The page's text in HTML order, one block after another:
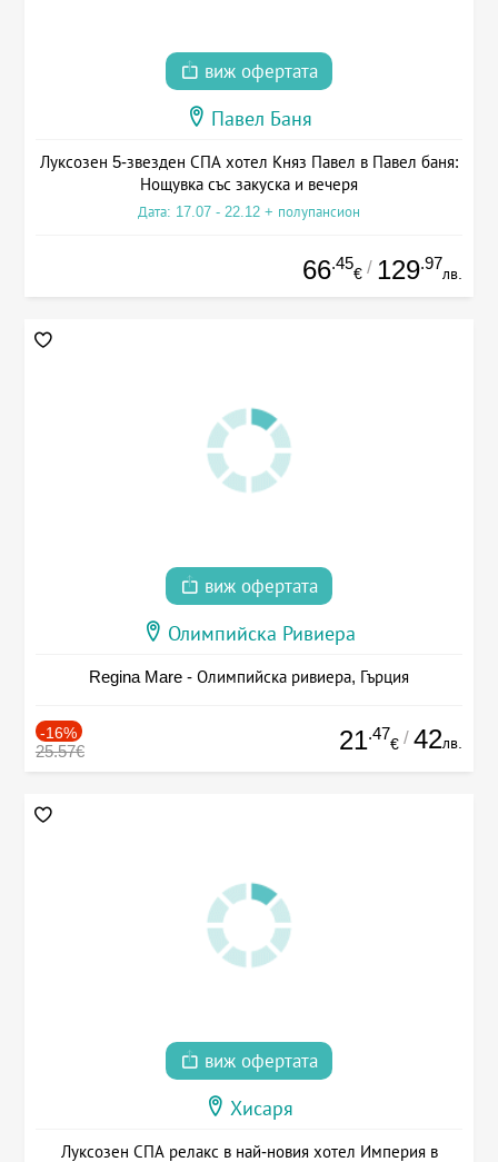
виж офертата
Павел Баня
Луксозен 5-звезден СПА хотел Княз Павел в Павел баня:
Нощувка със закуска и вечеря
Дата: 17.07 - 22.12 + полупансион
66.45
€ / 129.97
лв.
виж офертата
Олимпийска Ривиера
Regina Mare - Олимпийска ривиера, Гърция
-16%
25.57€ 21.47
€ / 42лв.
виж офертата
Хисаря
Луксозен СПА релакс в най-новия хотел Империя в